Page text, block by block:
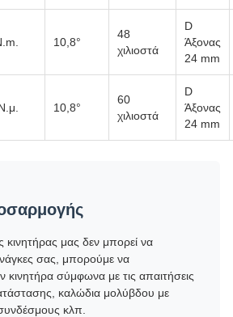
10,8°
48
χιλιοστά
D
Άξονας
24 mm
10,8°
60
χιλιοστά
D
Άξονας
24 mm
μας δεν μπορεί να
σας, μπορούμε να
σύμφωνα με τις απαιτήσεις
καλώδια μολύβδου με
κλπ.